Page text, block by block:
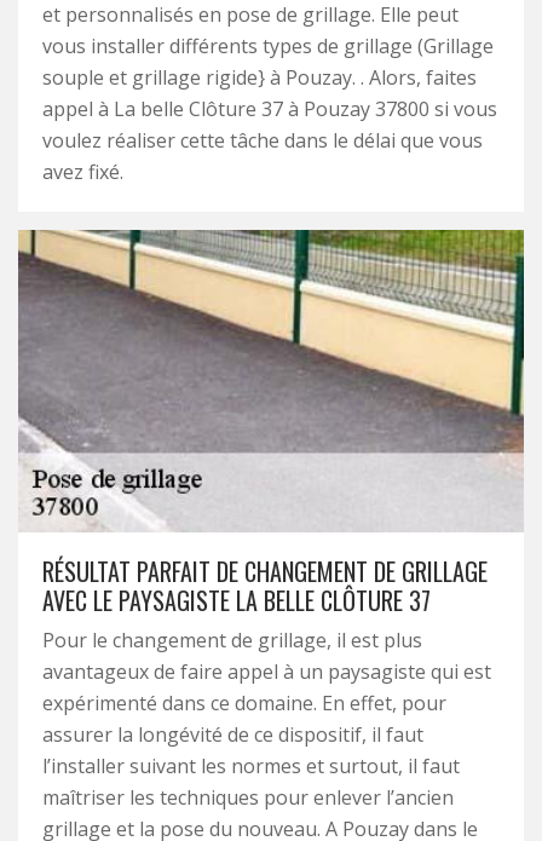
et personnalisés en pose de grillage. Elle peut
vous installer différents types de grillage (Grillage
souple et grillage rigide} à Pouzay. . Alors, faites
appel à La belle Clôture 37 à Pouzay 37800 si vous
voulez réaliser cette tâche dans le délai que vous
avez fixé.
RÉSULTAT PARFAIT DE CHANGEMENT DE GRILLAGE
AVEC LE PAYSAGISTE LA BELLE CLÔTURE 37
Pour le changement de grillage, il est plus
avantageux de faire appel à un paysagiste qui est
expérimenté dans ce domaine. En effet, pour
assurer la longévité de ce dispositif, il faut
l’installer suivant les normes et surtout, il faut
maîtriser les techniques pour enlever l’ancien
grillage et la pose du nouveau. A Pouzay dans le